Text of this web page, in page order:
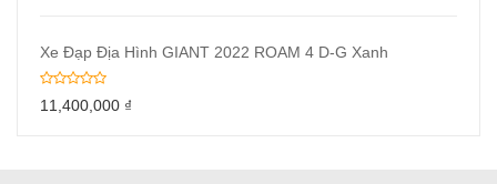
Xe Đạp Địa Hình GIANT 2022 ROAM 4 D-G Xanh
11,400,000 ₫